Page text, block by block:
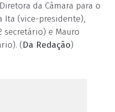
da Câmara para o
Ita (vice-presidente),
secretário) e Mauro
(Da Redação)